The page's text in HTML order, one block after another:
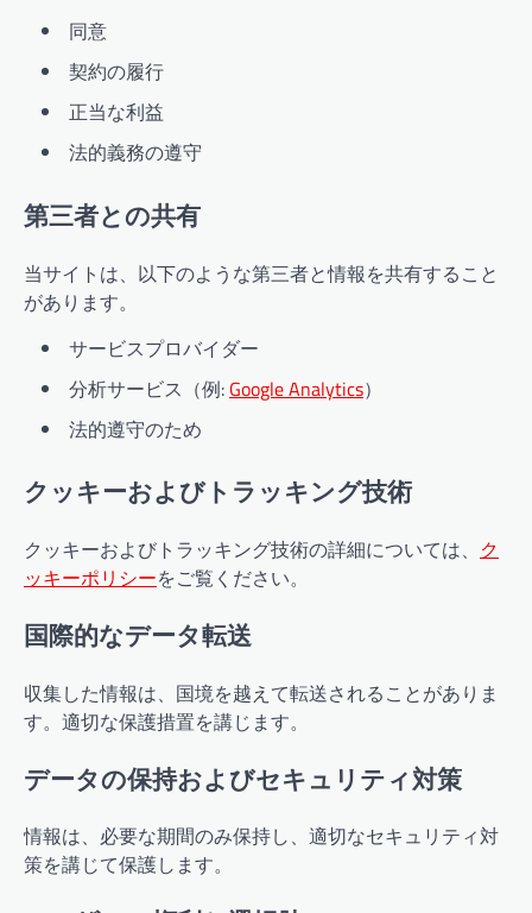
同意
契約の履行
正当な利益
法的義務の遵守
第三者との共有
当サイトは、以下のような第三者と情報を共有すること
があります。
サービスプロバイダー
分析サービス（例: Google Analytics）
法的遵守のため
クッキーおよびトラッキング技術
クッキーおよびトラッキング技術の詳細については、 ク
ッキーポリシーをご覧ください。
国際的なデータ転送
収集した情報は、国境を越えて転送されることがありま
す。適切な保護措置を講じます。
データの保持およびセキュリティ対策
情報は、必要な期間のみ保持し、適切なセキュリティ対
策を講じて保護します。